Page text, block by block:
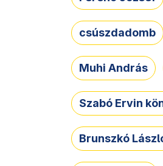
csúszdadomb
Muhi András
Szabó Ervin
Brunszkó